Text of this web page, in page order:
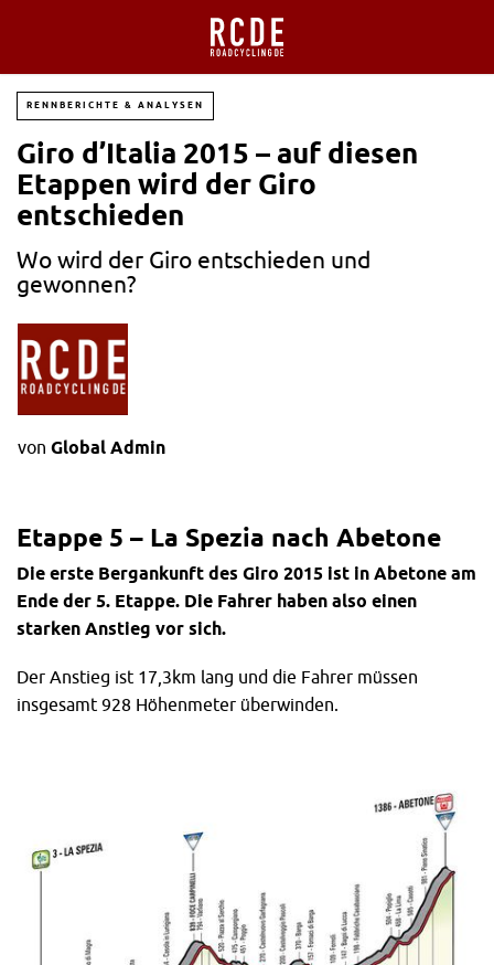
RENNBERICHTE & ANALYSEN
Giro d’Italia 2015 – auf diesen
Etappen wird der Giro
entschieden
Wo wird der Giro entschieden und
gewonnen?
von Global Admin
Etappe 5 – La Spezia nach Abetone
Die erste Bergankunft des Giro 2015 ist in Abetone am
Ende der 5. Etappe. Die Fahrer haben also einen
starken Anstieg vor sich.
Der Anstieg ist 17,3km lang und die Fahrer müssen
insgesamt 928 Höhenmeter überwinden.